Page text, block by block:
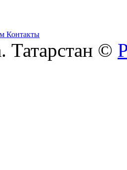
Контакты
Татарстан ©